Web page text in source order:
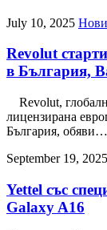
July 10, 2025
Revolut
в България,
Revolut,
лицензирана
България, обяви…
September 19, 2025
Yettel със
Galaxy A16